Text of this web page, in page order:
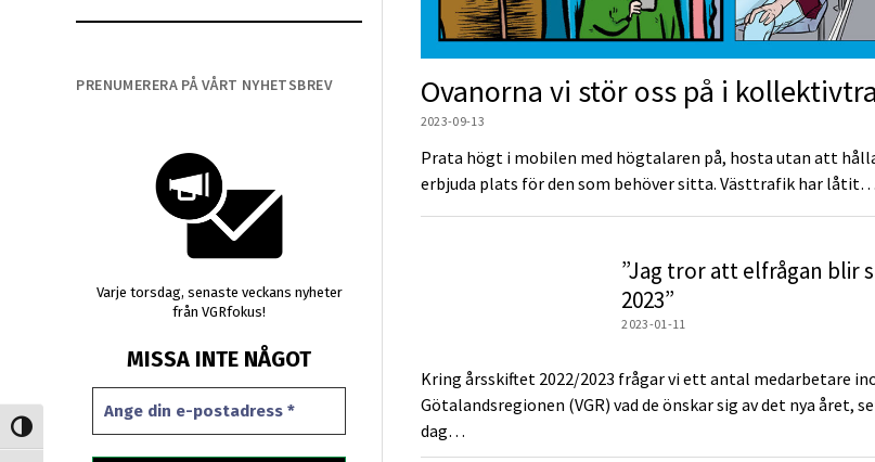
Slå på/av hög kontrast
PRENUMERERA PÅ VÅRT NYHETSBREV
Varje torsdag, senaste veckans nyheter
från VGRfokus!
MISSA INTE NÅGOT
Ovanorna vi stör oss på i
2023-09-13
Prata högt i mobilen med högtalaren på, hosta utan att
erbjuda plats för den som behöver sitta. Västtrafik har låtit…
”Jag tror att elfrågan blir
2023”
2023-01-11
Kring årsskiftet 2022/2023 frågar vi ett antal medarbetare
Götalandsregionen (VGR) vad de önskar sig av det nya året,
dag…